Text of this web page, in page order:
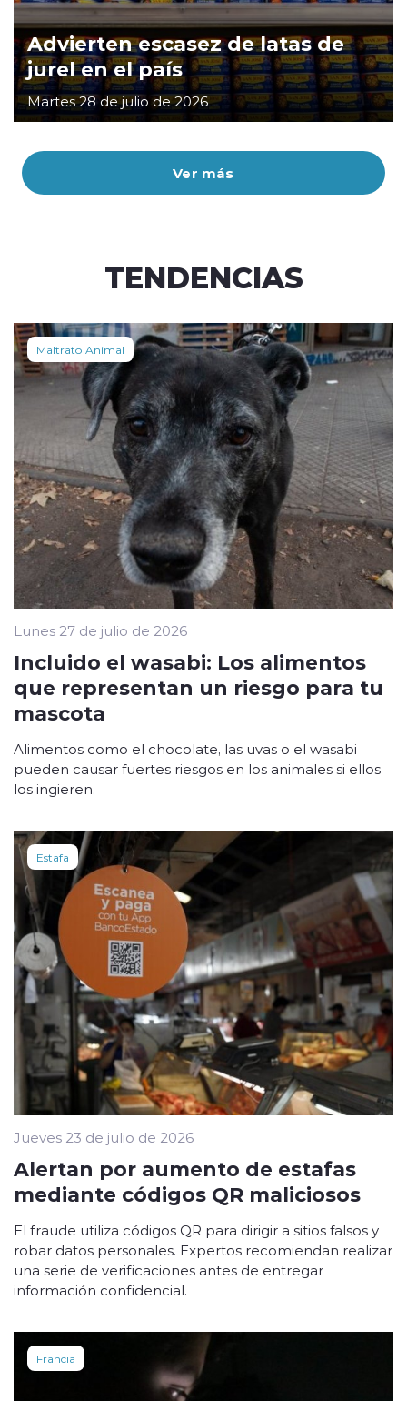
Ver más
Advierten escasez de latas de
jurel en el país
Martes 28 de julio de 2026
TENDENCIAS
Maltrato Animal
Lunes 27 de julio de 2026
Incluido el wasabi: Los alimentos
que representan un riesgo para tu
mascota
Alimentos como el chocolate, las uvas o el wasabi
pueden causar fuertes riesgos en los animales si ellos
los ingieren.
Estafa
Jueves 23 de julio de 2026
Alertan por aumento de estafas
mediante códigos QR maliciosos
El fraude utiliza códigos QR para dirigir a sitios falsos y
robar datos personales. Expertos recomiendan realizar
una serie de verificaciones antes de entregar
información confidencial.
Francia